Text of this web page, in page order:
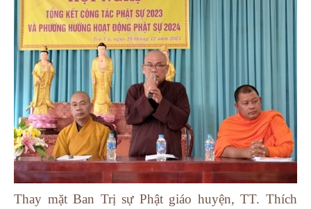
Thay mặt Ban Trị sự Phật giáo huyện, TT. Thích